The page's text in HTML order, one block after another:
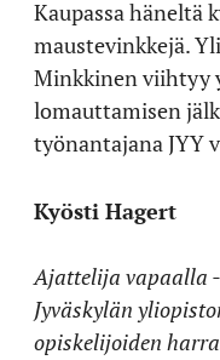
Kaupassa häneltä
maustevinkkejä.
Minkkinen viihtyy
lomauttamisen
työnantajana JYY
Kyösti Hagert
Ajattelija vapaalla
Jyväskylän
opiskelijoiden